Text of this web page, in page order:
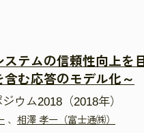
ステムの信頼性向上を
む応答のモデル化～
ウム2018（2018年）
、 相澤 孝一（富士通㈱）